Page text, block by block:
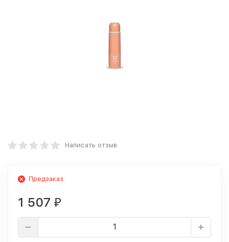
Написать отзыв
Предзаказ
1 507 ₽